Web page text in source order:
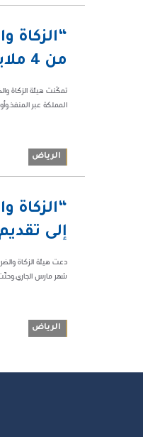
“الزكاة
من 4 ملايين حبة كبتاجون مُخبأة في إرسالية “أفران”
المملكة عبر
الرياض
“الزكاة
إلى
دعت هيئة الزكاة
شهر مارس
الرياض